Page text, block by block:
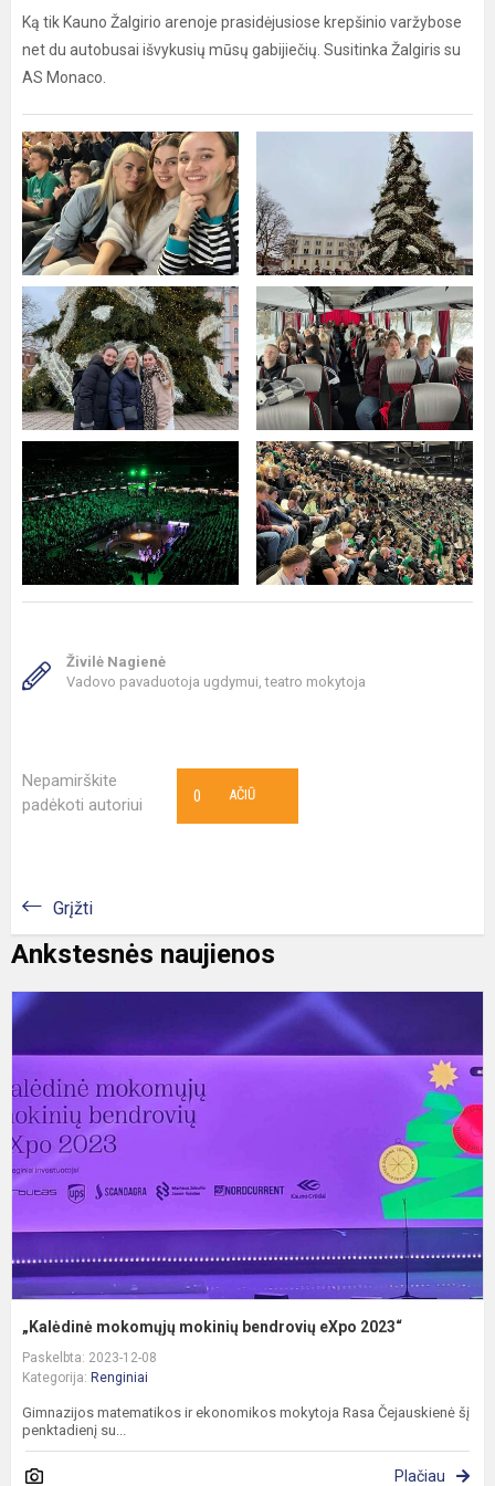
Ką tik Kauno Žalgirio arenoje prasidėjusiose krepšinio varžybose
net du autobusai išvykusių mūsų gabijiečių. Susitinka Žalgiris su
AS Monaco.
Živilė Nagienė
Vadovo pavaduotoja ugdymui, teatro mokytoja
Nepamirškite
padėkoti autoriui
AČIŪ
0
Grįžti
Ankstesnės naujienos
„Kalėdinė mokomųjų mokinių bendrovių eXpo 2023“
Paskelbta: 2023-12-08
Kategorija: Renginiai
Gimnazijos matematikos ir ekonomikos mokytoja Rasa Čejauskienė šį
penktadienį su...
Plačiau